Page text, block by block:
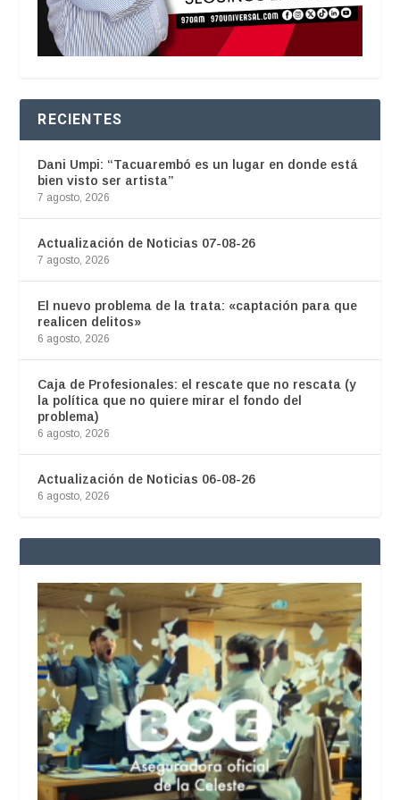
RECIENTES
Dani Umpi: “Tacuarembó es un lugar en donde está
bien visto ser artista”
7 agosto, 2026
Actualización de Noticias 07-08-26
7 agosto, 2026
El nuevo problema de la trata: «captación para que
realicen delitos»
6 agosto, 2026
Caja de Profesionales: el rescate que no rescata (y
la política que no quiere mirar el fondo del
problema)
6 agosto, 2026
Actualización de Noticias 06-08-26
6 agosto, 2026